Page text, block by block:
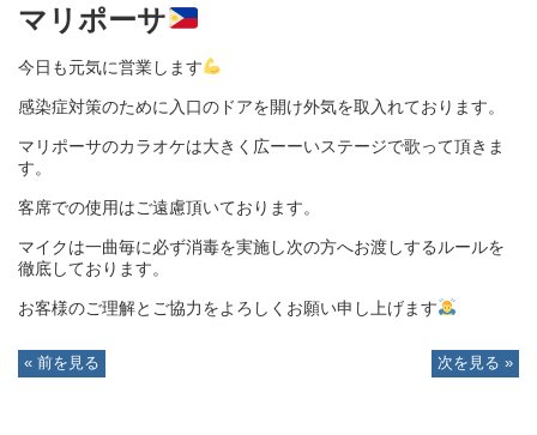
マリポーサ
今日も元気に営業します
感染症対策のために入口のドアを開け外気を取入れております。
マリポーサのカラオケは大きく広ーーいステージで歌って頂きま
す。
客席での使用はご遠慮頂いております。
マイクは一曲毎に必ず消毒を実施し次の方へお渡しするルールを
徹底しております。
お客様のご理解とご協力をよろしくお願い申し上げます
« 前を見る 次を見る »